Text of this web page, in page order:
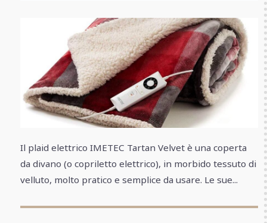
Il plaid elettrico IMETEC Tartan Velvet è una coperta
da divano (o copriletto elettrico), in morbido tessuto di
velluto, molto pratico e semplice da usare. Le sue...